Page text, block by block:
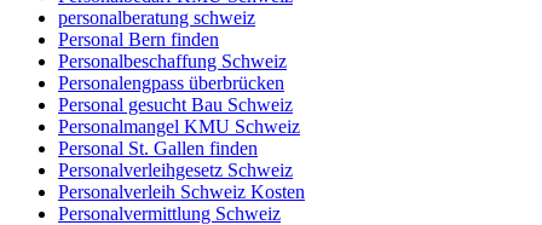
personalberatung schweiz
Personal Bern finden
Personalbeschaffung Schweiz
Personalengpass überbrücken
Personal gesucht Bau Schweiz
Personalmangel KMU Schweiz
Personal St. Gallen finden
Personalverleihgesetz Schweiz
Personalverleih Schweiz Kosten
Personalvermittlung Schweiz